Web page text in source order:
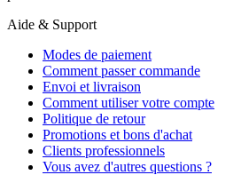
Aide & Support
Modes de paiement
Comment passer commande
Envoi et livraison
Comment utiliser votre compte
Politique de retour
Promotions et bons d'achat
Clients professionnels
Vous avez d'autres questions ?